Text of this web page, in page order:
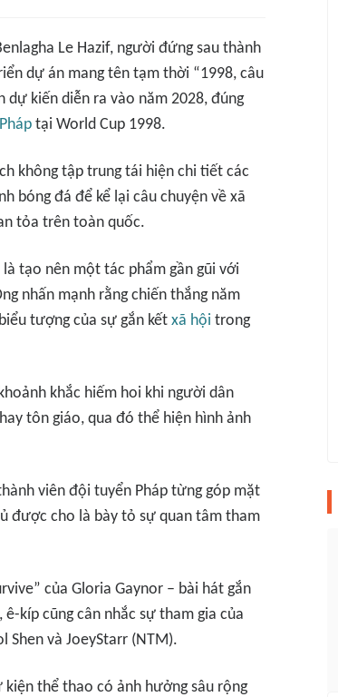
Le Hazif, người đứng sau thành
dự án mang tên tạm thời “1998, câu
dự kiến diễn ra vào năm 2028, đúng
tại World Cup 1998.
không tập trung tái hiện chi tiết các
bóng đá để kể lại câu chuyện về xã
tỏa trên toàn quốc.
tạo nên một tác phẩm gần gũi với
nhấn mạnh rằng chiến thắng năm
tượng của sự gắn kết xã hội trong
khắc hiếm hoi khi người dân
tôn giáo, qua đó thể hiện hình ảnh
viên đội tuyển Pháp từng góp mặt
được cho là bày tỏ sự quan tâm tham
của Gloria Gaynor – bài hát gắn
kíp cũng cân nhắc sự tham gia của
Shen và JoeyStarr (NTM).
thể thao có ảnh hưởng sâu rộng